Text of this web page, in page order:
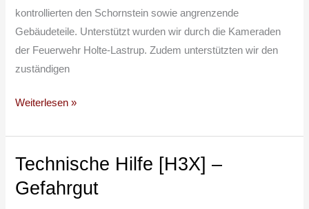
kontrollierten den Schornstein sowie angrenzende
Gebäudeteile. Unterstützt wurden wir durch die Kameraden
der Feuerwehr Holte-Lastrup. Zudem unterstützten wir den
zuständigen
Weiterlesen »
Technische Hilfe [H3X] –
Gefahrgut
Technische
[H3X]